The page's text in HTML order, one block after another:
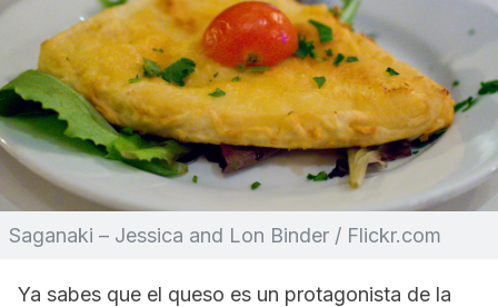
Saganaki – Jessica and Lon Binder / Flickr.com
Ya sabes que el queso es un protagonista de la